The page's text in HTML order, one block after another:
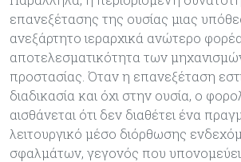
επανεξέτασης της ουσίας μιας
ανεξάρτητο ιεραρχικά ανώτερο φορέα
αποτελεσματικότητα των
προστασίας. Όταν η επανεξέταση
διαδικασία και όχι στην ουσία, ο
αισθάνεται ότι δεν διαθέτει ένα
λειτουργικό μέσο διόρθωσης
σφαλμάτων, γεγονός που